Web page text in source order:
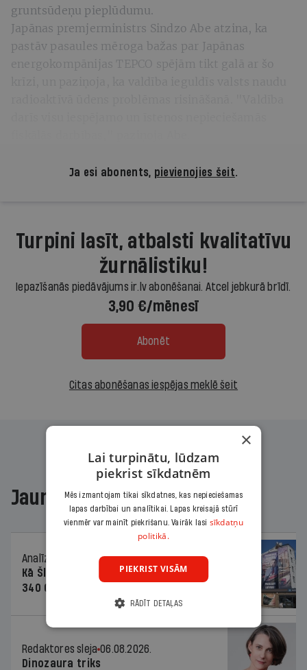
gruntsūdeņu pieplūdumu.
Japānas premjerministrs Sindzo Abe atzina, ka
pastāv pasaules mēroga bažas par Japānas
energokompānijas TEPCO spējām tikt galā ar šo
Ja esi abonents, pievienojies šeit.
Turpini lasīt, atbalsti kvalitatīvu
žurnālistiku!
Iepazīšanās piedāvājums ir.lv abonēšanai. Atcel jebkurā brīdī.
3,90 €/mēnesī
Abonēt
Citas abonēšanas iespējas meklē šeit
Jaunākajā žurnālā
Analīze
06.08.2026.
Kā Šlesera partija palika nesodīta par
340 000 vērtu reklāmas kampaņu
Redaktores sleja 06.08.2026.
Dinozaura triks
×
Lai turpinātu, lūdzam
piekrist sīkdatnēm
Mēs izmantojam tikai sīkdatnes, kas nepieciešamas
lapas darbībai un analītikai. Lapas kreisajā stūrī
vienmēr var mainīt piekrišanu. Vairāk lasi sīkdatņu
politikā.
PIEKRIST VISĀM
RĀDĪT DETAĻAS